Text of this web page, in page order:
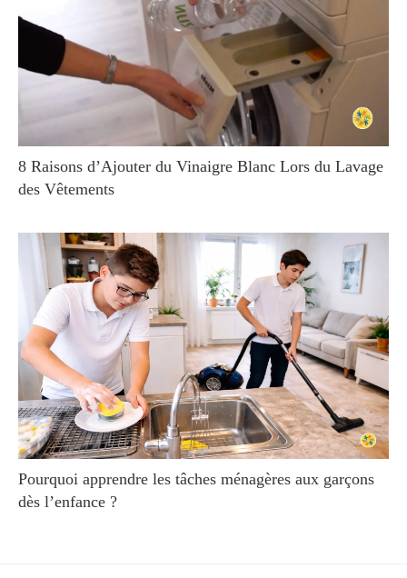
8 Raisons d’Ajouter du Vinaigre Blanc Lors du Lavage
des Vêtements
Pourquoi apprendre les tâches ménagères aux garçons
dès l’enfance ?